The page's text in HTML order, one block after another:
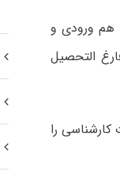
هم ورودی و
و فارغ التحصیل
را